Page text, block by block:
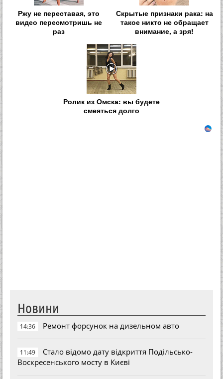
Ржу не переставая, это
видео пересмотришь не
раз
Скрытые признаки рака: на
такое никто не обращает
внимание, а зря!
Ролик из Омска: вы будете
смеяться долго
Новини
14:36 Ремонт форсунок на дизельном авто
11:49
Стало відомо дату відкриття Подільсько-
Воскресенського мосту в Києві